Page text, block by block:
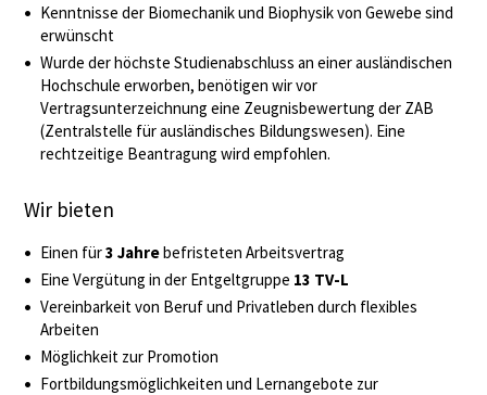
Kenntnisse der Biomechanik und Biophysik von Gewebe sind
erwünscht
Wurde der höchste Studienabschluss an einer ausländischen
Hochschule erworben, benötigen wir vor
Vertragsunterzeichnung eine Zeugnisbewertung der ZAB
(Zentralstelle für ausländisches Bildungswesen). Eine
rechtzeitige Beantragung wird empfohlen.
Wir bieten
Einen für3 Jahrebefristeten Arbeitsvertrag
Eine Vergütung in der Entgeltgruppe 13 TV-L
Vereinbarkeit von Beruf und Privatleben durch flexibles
Arbeiten
Möglichkeit zur Promotion
Fortbildungsmöglichkeiten und Lernangebote zur